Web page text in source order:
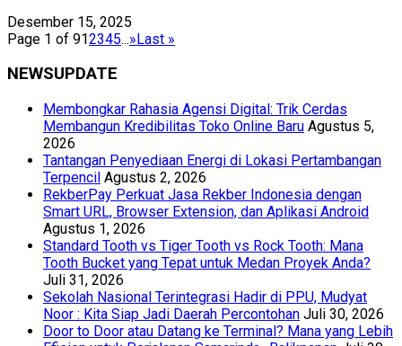
Desember 15, 2025
Page 1 of 912345...»Last »
NEWSUPDATE
Membongkar Rahasia Agensi Digital: Trik Cerdas
Membangun Kredibilitas Toko Online Baru Agustus 5,
2026
Tantangan Penyediaan Energi di Lokasi Pertambangan
Terpencil Agustus 2, 2026
RekberPay Perkuat Jasa Rekber Indonesia dengan
Smart URL, Browser Extension, dan Aplikasi Android
Agustus 1, 2026
Standard Tooth vs Tiger Tooth vs Rock Tooth: Mana
Tooth Bucket yang Tepat untuk Medan Proyek Anda?
Juli 31, 2026
Sekolah Nasional Terintegrasi Hadir di PPU, Mudyat
Noor : Kita Siap Jadi Daerah Percontohan Juli 30, 2026
Door to Door atau Datang ke Terminal? Mana yang Lebih